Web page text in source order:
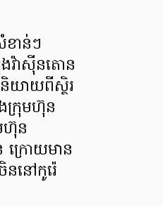
ខាន់ៗ
វ៉ាស៊ីនតោន
យាយពីស្ថិរ
ក្រុមហ៊ុន
ហ៊ុន
ក្រោយមាន
នៅកូរ៉េ